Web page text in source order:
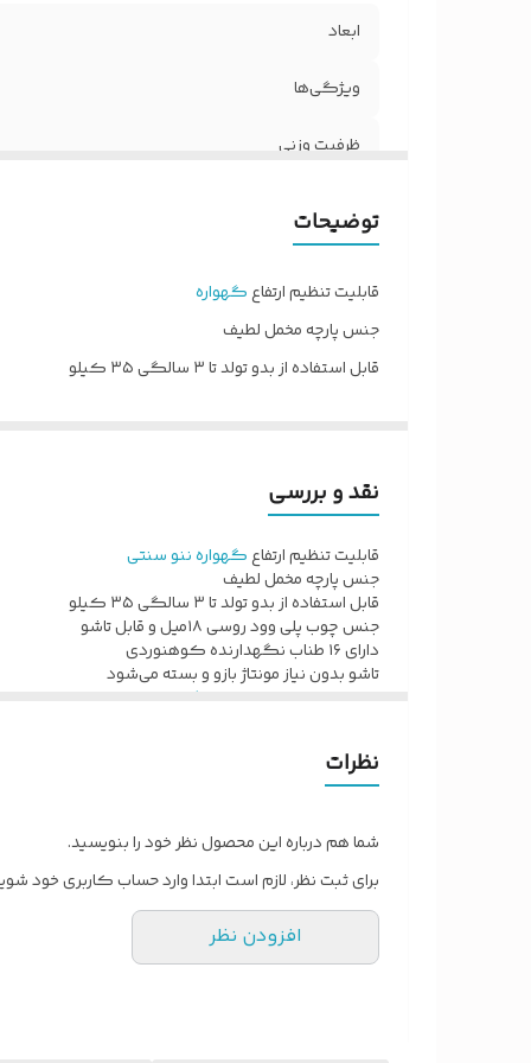
ابعاد
ویژگی‌ها
ظرفیت وزنی
توضیحات
قابلیت تنظیم ارتفاع گهواره
جنس پارچه مخمل لطیف
قابل استفاده از بدو تولد تا ۳ سالگی ۳۵ کیلو
تاشو بدون نیاز مونتاژ بازو و بسته می‌شود
قابل تنظیم میزان تاب خور
ایمنی بالا باعمق زیاد و دارای کمربند
قابل حمل ودارای کاور
اگه کوچولوتون بد خوابه یا کولیک و رفلاکس داره
اینگهواره ننوبا طرحی شبیه ساز رحم مادر باعث اروم
در مواردی مانند دندون در اوردن،واکسن زدن،ختنه
نقد و بررسی
قابلیت تنظیم ارتفاع گهواره ننو سنتی
جنس پارچه مخمل لطیف
قابل استفاده از بدو تولد تا ۳ سالگی ۳۵ کیلو
جنس چوب پلی وود روسی ۱۸میل و قابل تاشو
دارای ۱۶ طناب نگهدارنده کوهنوردی
تاشو بدون نیاز مونتاژ بازو و بسته می‌شود
گهواره نوزاد
طرح ماه و ستاره آرامش بخش .
اگه کوچولوتون بد خوابه یا کولیک و رفلاکس داره
قابلیت تنظیم جهت جلوگیری از رفلاکس نوزاد رو داره.
با اینگهواره ننودیگه نیازی به تخت کنار مادر
نظرات
شما هم درباره این محصول نظر خود را بنویسید.
برای ثبت نظر، لازم است ابتدا وارد حساب کاربری خود
افزودن نظر